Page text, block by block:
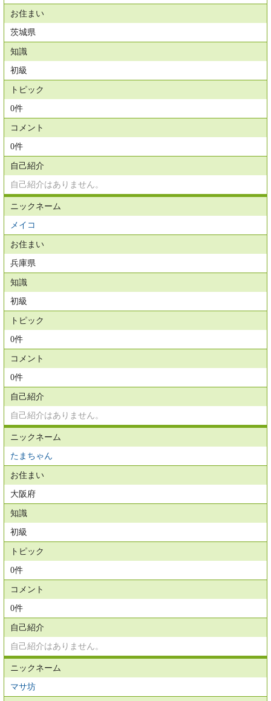
お住まい
茨城県
知識
初級
トピック
0件
コメント
0件
自己紹介
自己紹介はありません。
ニックネーム
メイコ
お住まい
兵庫県
知識
初級
トピック
0件
コメント
0件
自己紹介
自己紹介はありません。
ニックネーム
たまちゃん
お住まい
大阪府
知識
初級
トピック
0件
コメント
0件
自己紹介
自己紹介はありません。
ニックネーム
マサ坊